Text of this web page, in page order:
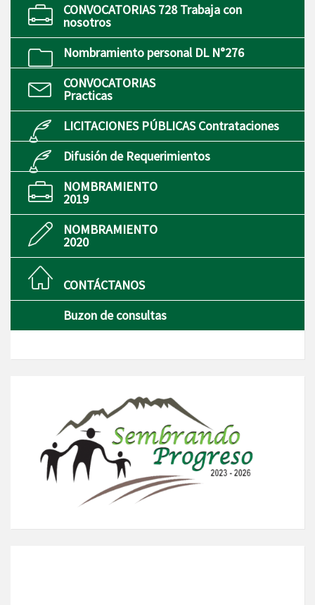
CONVOCATORIAS 728 Trabaja con
nosotros
Nombramiento personal DL N°276
CONVOCATORIAS
Practicas
LICITACIONES PÚBLICAS Contrataciones
Difusión de Requerimientos
NOMBRAMIENTO
2019
NOMBRAMIENTO
2020
CONTÁCTANOS
Buzon de consultas